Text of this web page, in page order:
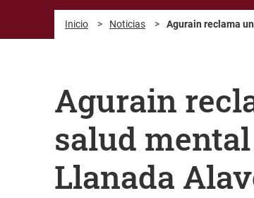
Inicio > Noticias > Agurain reclama
Agurain
salud
Llanada